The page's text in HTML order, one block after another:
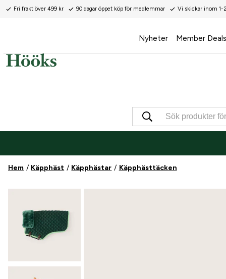
Fri frakt över 499 kr 90 dagar öppet köp för medlemmar Vi skickar inom 1-
Nyheter Member Deals
Hem Käpphäst Käpphästar Käpphästtäcken